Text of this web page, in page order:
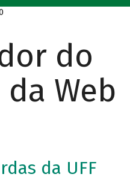
do
Web
da UFF